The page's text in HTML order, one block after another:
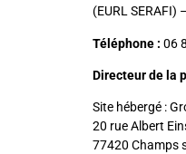
(EURL SERAFI)
Téléphone : 06
Directeur de la
Site hébergé :
20 rue Albert
77420 Champs